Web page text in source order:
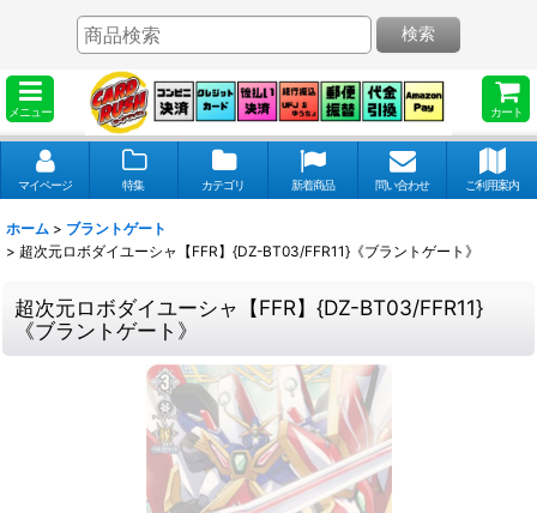
メニュー カート
検索
マイページ 特集 カテゴリ 新着商品 問い合わせ ご利用案内
ホーム > ブラントゲート
> 超次元ロボダイユーシャ【FFR】{DZ-BT03/FFR11}《ブラントゲート》
超次元ロボダイユーシャ【FFR】{DZ-BT03/FFR11}
《ブラントゲート》